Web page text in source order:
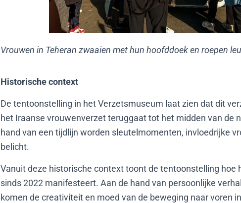
Vrouwen in Teheran zwaaien met hun hoofddoek en roepen
Historische context
De tentoonstelling in het Verzetsmuseum laat zien dat dit
het Iraanse vrouwenverzet teruggaat tot het midden van de
hand van een tijdlijn worden sleutelmomenten, invloedrijke
belicht.
Vanuit deze historische context toont de tentoonstelling hoe
sinds 2022 manifesteert. Aan de hand van persoonlijke
komen de creativiteit en moed van de beweging naar voren